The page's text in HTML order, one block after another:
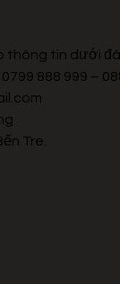
thông tin dưới
888 999 –
Tre.